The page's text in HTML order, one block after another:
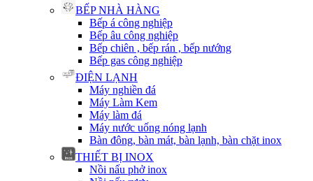
BẾP NHÀ HÀNG
Bếp á công nghiệp
Bếp âu công nghiệp
Bếp chiên , bếp rán , bếp nướng
Bếp gas công nghiệp
ĐIỆN LẠNH
Máy nghiền đá
Máy Làm Kem
Máy làm đá
Máy nước uống nóng lạnh
Bàn đông, bàn mát, bàn lạnh, bàn chặt inox
THIẾT BỊ INOX
Nồi nấu phở inox